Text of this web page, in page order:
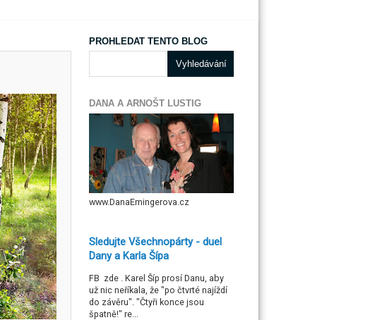
PROHLEDAT TENTO BLOG
DANA A ARNOŠT LUSTIG
www.DanaEmingerova.cz
Sledujte Všechnopárty - duel
Dany a Karla Šípa
FB zde . Karel Šíp prosí Danu, aby
už nic neříkala, že "po čtvrté najíždí
do závěru". "Čtyři konce jsou
špatně!" re...